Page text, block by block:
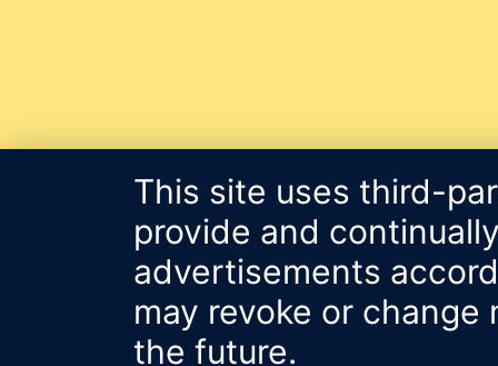
This site uses third-
provide and
advertisements
may revoke or
the future.